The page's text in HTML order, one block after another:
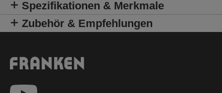
Spezifikationen & Merkmale
Zubehör & Empfehlungen